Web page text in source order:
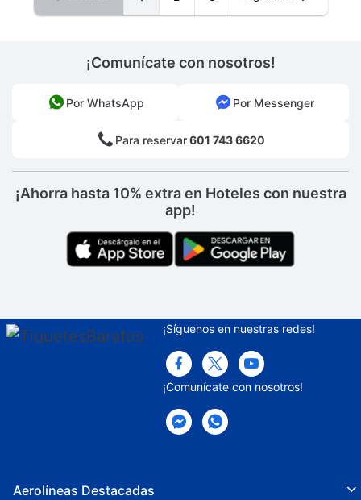
¡Comunícate con nosotros!
Por WhatsApp Por Messenger
Para reservar601 743 6620
¡Ahorra hasta 10% extra en Hoteles con nuestra
app!
¡Síguenos en nuestras redes!
¡Comunícate con nosotros!
Aerolíneas Destacadas